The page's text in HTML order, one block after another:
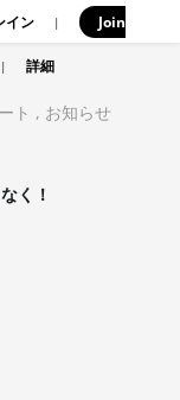
イン | Join
| 詳細
ト , お知らせ
く！